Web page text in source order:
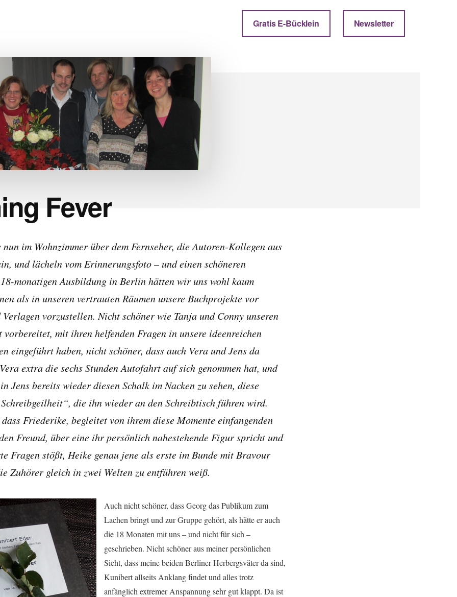
Gratis E-Bücklein Newsletter
Fever
im Wohnzimmer über dem Fernseher, die Autoren-Kollegen aus
und lächeln vom Erinnerungsfoto – und einen schöneren
monatigen Ausbildung in Berlin hätten wir uns wohl kaum
als in unseren vertrauten Räumen unsere Buchprojekte vor
Verlagen vorzustellen. Nicht schöner wie Tanja und Conny unseren
mit ihren helfenden Fragen in unsere ideenreichen
eingeführt haben, nicht schöner, dass auch Vera und Jens da
extra die sechs Stunden Autofahrt auf sich genommen hat, und
Jens bereits wieder diesen Schalk im Nacken zu sehen, diese
die ihn wieder an den Schreibtisch führen wird.
Friederike, begleitet von ihrem diese Momente einfangenden
Freund, über eine ihr persönlich nahestehende Figur spricht und
Fragen stößt, Heike genau jene als erste im Bunde mit Bravour
Zuhörer gleich in zwei Welten zu entführen weiß.
Auch nicht schöner, dass Georg das Publikum zum
Lachen bringt und zur Gruppe gehört, als hätte er auch
die 18 Monaten mit uns – und nicht für sich –
geschrieben. Nicht schöner aus meiner persönlichen
Sicht, dass meine beiden Berliner Herbergsväter da sind,
Kunibert allseits Anklang findet und alles trotz
anfänglich extremer Anspannung sehr gut klappt. Da ist